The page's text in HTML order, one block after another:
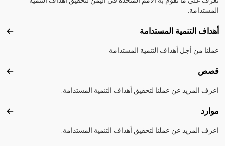
المستدامة.
أهداف التنمية المستدامة
عملنا من أجل أهداف التنمية المستدامة
قصص
اعرف المزيد عن عملنا لتحقيق أهداف التنمية المستدامة.
موارد
اعرف المزيد عن عملنا لتحقيق أهداف التنمية المستدامة.